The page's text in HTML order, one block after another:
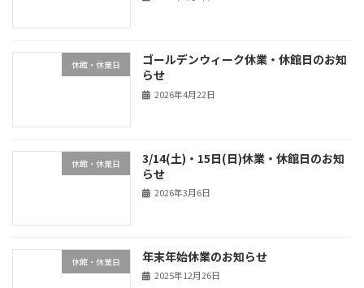
休館・休業日
ゴールデンウィーク休業・休館日のお知
らせ
2026年4月22日
休館・休業日
3/14(土)・15日(日)休業・休館日のお知
らせ
2026年3月6日
休館・休業日 年末年始休業のお知らせ
2025年12月26日